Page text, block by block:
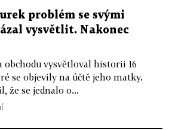
problém se svými
vysvětlit. Nakonec
vysvětloval historii 16
se objevily na účtě jeho matky.
že se jednalo o...